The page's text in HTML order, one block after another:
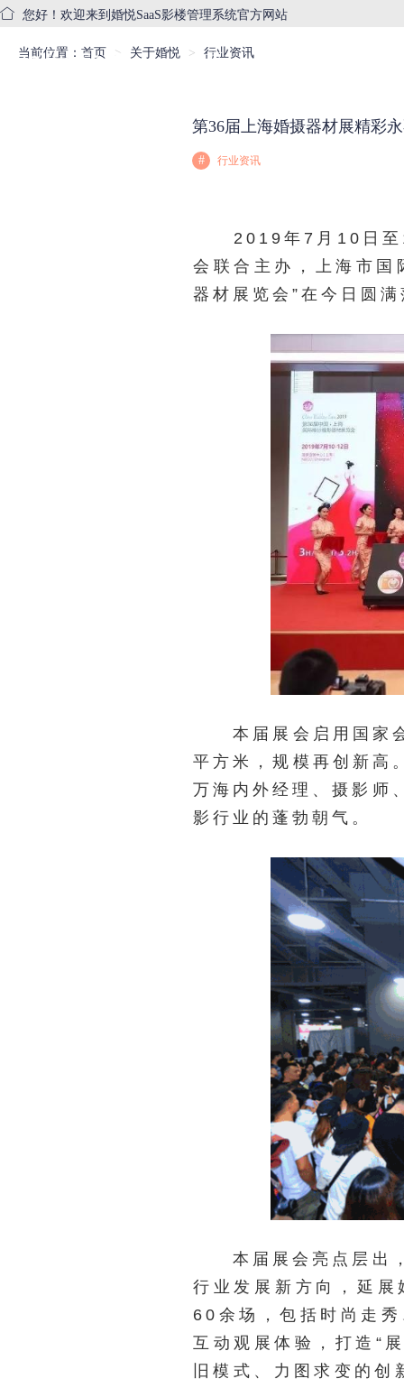
您好！欢迎来到婚悦SaaS影楼管理系统官方网站
首页
当前位置： 首页 关于婚悦 行业资讯
第36届上海婚摄器材展精彩
# 行业资讯
2019年7月10日至12
会联合主办，上海市
器材展览会”在今日圆
本届展会启用国家会
平方米，规模再创新高
万海内外经理、摄影师
影行业的蓬勃朝气。
本届展会亮点层出，
行业发展新方向，延
60余场，包括时尚走
互动观展体验，打造“
旧模式、力图求变的